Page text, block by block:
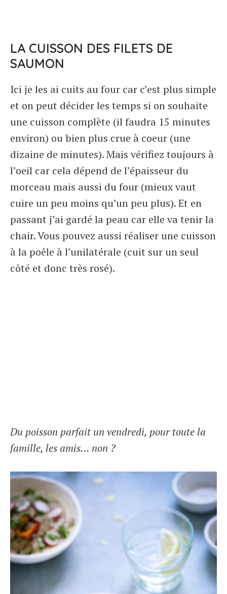
LA CUISSON DES FILETS DE
SAUMON
Ici je les ai cuits au four car c’est plus simple
et on peut décider les temps si on souhaite
une cuisson complète (il faudra 15 minutes
environ) ou bien plus crue à coeur (une
dizaine de minutes). Mais vérifiez toujours à
l’oeil car cela dépend de l’épaisseur du
morceau mais aussi du four (mieux vaut
cuire un peu moins qu’un peu plus). Et en
passant j’ai gardé la peau car elle va tenir la
chair. Vous pouvez aussi réaliser une cuisson
à la poêle à l’unilatérale (cuit sur un seul
côté et donc très rosé).
Du poisson parfait un vendredi, pour toute la
famille, les amis… non ?